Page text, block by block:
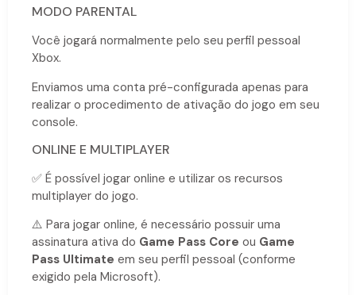
MODO PARENTAL
Você jogará normalmente pelo seu perfil pessoal
Xbox.
Enviamos uma conta pré-configurada apenas para
realizar o procedimento de ativação do jogo em seu
console.
ONLINE E MULTIPLAYER
✅ É possível jogar online e utilizar os recursos
multiplayer do jogo.
⚠️ Para jogar online, é necessário possuir uma
assinatura ativa do Game Pass Core ou Game
Pass Ultimate em seu perfil pessoal (conforme
exigido pela Microsoft).